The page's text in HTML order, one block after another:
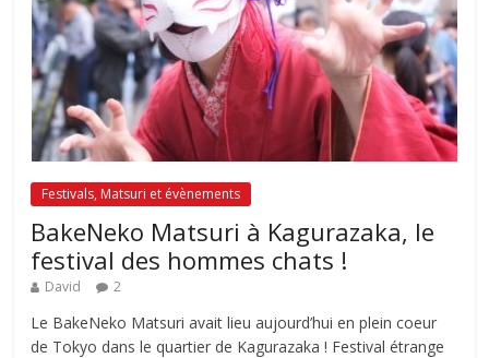
Festivals, Matsuri et évènements
BakeNeko Matsuri à Kagurazaka, le
festival des hommes chats !
David 2
Le BakeNeko Matsuri avait lieu aujourd’hui en plein coeur
de Tokyo dans le quartier de Kagurazaka ! Festival étrange